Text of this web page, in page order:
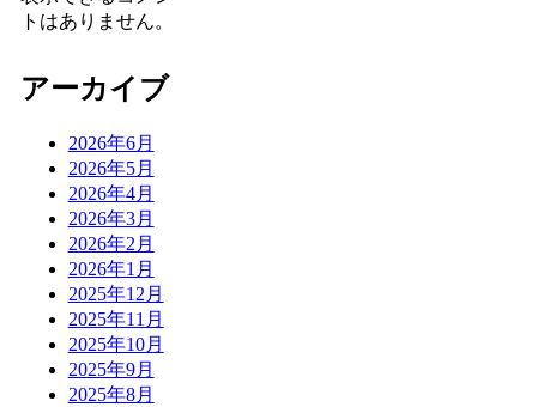
トはありません。
アーカイブ
2026年6月
2026年5月
2026年4月
2026年3月
2026年2月
2026年1月
2025年12月
2025年11月
2025年10月
2025年9月
2025年8月